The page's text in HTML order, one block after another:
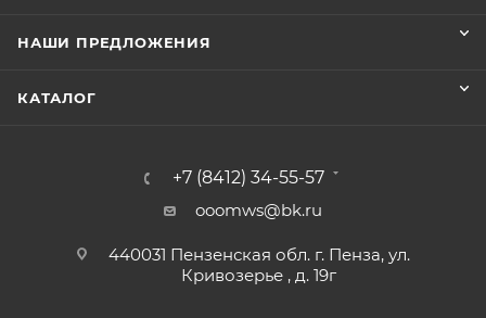
НАШИ ПРЕДЛОЖЕНИЯ
КАТАЛОГ
+7 (8412) 34-55-57
ooomws@bk.ru
440031 Пензенская обл. г. Пенза, ул.
Кривозерье , д. 19г